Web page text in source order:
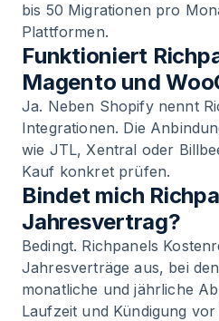
bis 50 Migrationen pro
Plattformen.
Funktioniert
Magento und
Ja. Neben Shopify nennt
Integrationen. Die
wie JTL, Xentral oder
Kauf konkret prüfen.
Bindet mich
Jahresvertrag?
Bedingt. Richpanels
Jahresverträge aus, bei
monatliche und jährliche
Laufzeit und Kündigung